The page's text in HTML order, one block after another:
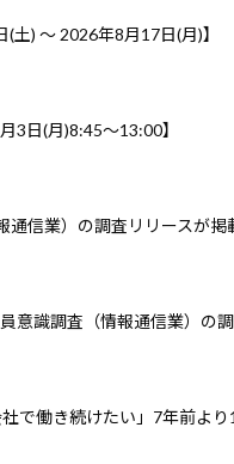
) ～ 2026年8月17日(月)】
3日(月)8:45～13:00】
通信業）の調査リリースが掲
意識調査（情報通信業）の
で働き続けたい」7年前よ